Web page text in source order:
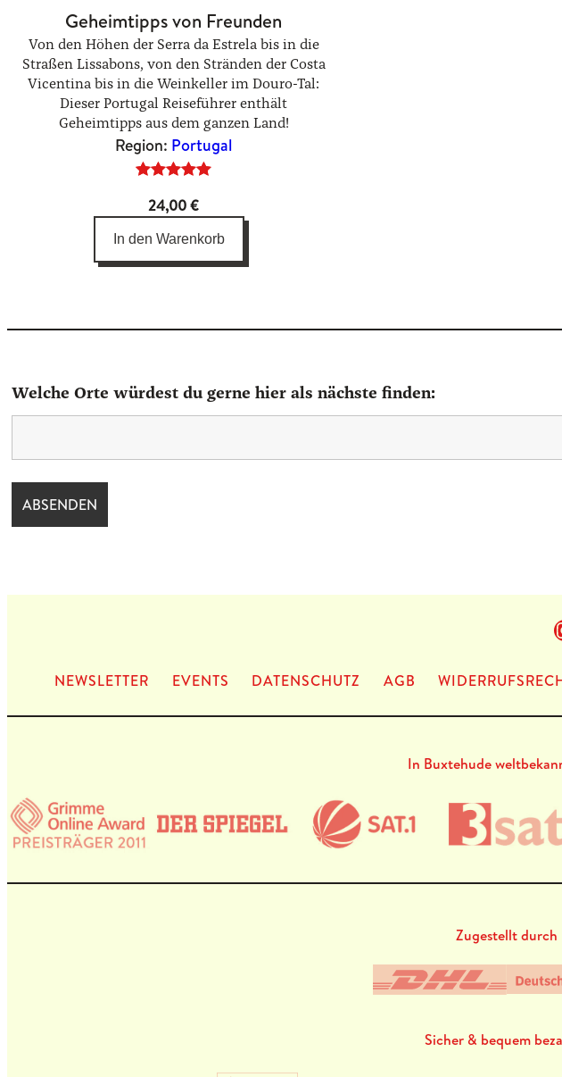
Geheimtipps von Freunden
Von den Höhen der Serra da Estrela bis in die
Straßen Lissabons, von den Stränden der Costa
Vicentina bis in die Weinkeller im Douro-Tal:
Dieser Portugal Reiseführer enthält
Geheimtipps aus dem ganzen Land!
Region: Portugal
mit5.00
von 5,
24,00€
In den Warenkorb
Welche Orte würdest du gerne hier als nächste finden:
NEWS­LET­TER EVENTS DATEN­SCHUTZ AGB
In Buxtehude
Zugestellt durch
Sicher & bequem